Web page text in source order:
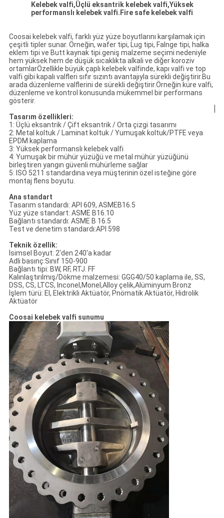
Kelebek valfi,Üçlü eksantrik kelebek valfi,Yüksek
performanslı kelebek valfi.Fire safe kelebek valfi
Coosai kelebek valfi, farklı yüz yüze boyutlarını karşılamak için
çeşitli tipler sunar. Örneğin, wafer tipi, Lug tipi, Falnge tipi, halka
eklem tipi ve Butt kaynak tipi.geniş malzeme seçimi nedeniyle
hem yüksek hem de düşük sıcaklıkta alkali ve diğer koroziv
ortamlarÖzellikle büyük çaplı kelebek valfinde, kapı valfi ve top
valfi gibi kapalı valfleri sıfır sızıntı avantajıyla sürekli değiştirir.Bu
arada düzenleme valflerini de sürekli değiştirir.Örneğin küre valfi,
düzenleme ve kontrol konusunda mükemmel bir performans
gösterir.
Tasarım özellikleri:
1: Üçlü eksantrik / Çift eksantrik / Orta çizgi tasarımı
2: Metal koltuk / Laminat koltuk / Yumuşak koltuk/PTFE veya
EPDM kaplama
3: Yüksek performanslı kelebek valfi
4: Yumuşak bir mühür yüzüğü ve metal mühür yüzüğünü
birleştiren yangın güvenli mühürleme sağlar
5: ISO 5211 standardına veya müşterinin özel isteğine göre
montaj flens boyutu.
Ana standart
Tasarım standardı: API 609, ASMEB16.5
Yüz yüze standart: ASME B16.10
Bağlantı standardı: ASME B 16.5
Test ve denetim standardı:API 598
Teknik özellik:
İsimsel Boyut: 2'den 240'a kadar
Adli basınç:Sınıf 150-900
Bağlantı tipi: BW, RF, RTJ. FF
Kalınlaştırılmış/Dökme malzemesi: GGG40/50 kaplama ile, SS,
DSS, CS, LTCS, Inconel,Monel,Alloy çelik,Alüminyum Bronz
İşlem türü: El, Elektrikli Aktüatör, Pnömatik Aktüatör, Hidrolik
Aktüatör
Coosai kelebek valfi sunumu